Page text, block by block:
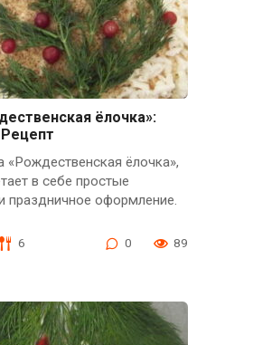
ёлочка»:
«Рождественская ёлочка»,
в себе простые
праздничное оформление.
6 0 89